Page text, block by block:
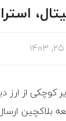
کوچکی از
بلاکچین